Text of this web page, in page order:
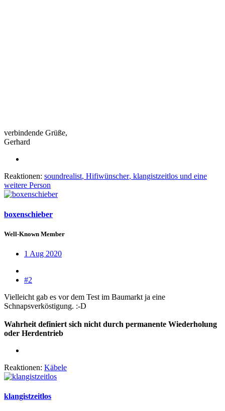
verbindende Grüße,
Gerhard
Reaktionen: soundrealist, Hifiwünscher, klangistzeitlos und eine
weitere Person
boxenschieber
Well-Known Member
1 Aug 2020
#2
Vielleicht gab es vor dem Test im Baumarkt ja eine
Schnapsverköstigung. :-D
Wahrheit definiert sich nicht durch permanente Wiederholung
oder Herdentrieb
Reaktionen: Käbele
klangistzeitlos